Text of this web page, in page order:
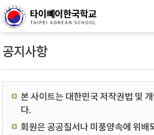
공지사항
본 사이트는 대한민국 저작권법 및
다.
회원은 공공질서나 미풍양속에 위배